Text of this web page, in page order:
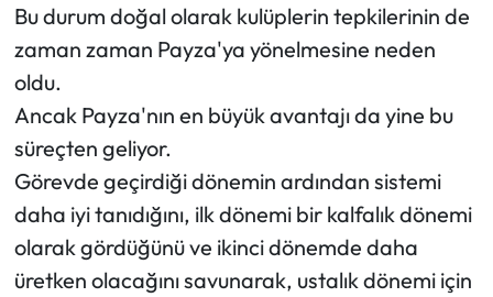
Bu durum doğal olarak kulüplerin tepkilerinin de
zaman zaman Payza'ya yönelmesine neden
oldu.
Ancak Payza'nın en büyük avantajı da yine bu
süreçten geliyor.
Görevde geçirdiği dönemin ardından sistemi
daha iyi tanıdığını, ilk dönemi bir kalfalık dönemi
olarak gördüğünü ve ikinci dönemde daha
üretken olacağını savunarak, ustalık dönemi için